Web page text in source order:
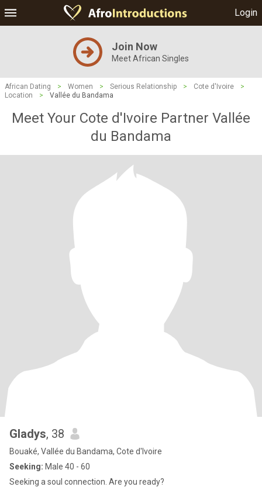
Login
Join Now
Meet African Singles
African Dating > Women > Serious Relationship > Cote d'Ivoire
>
Location
> Vallée du Bandama
Meet Your Cote d'Ivoire Partner Vallée
du Bandama
Gladys, 38
Bouaké, Vallée du Bandama, Cote d'Ivoire
Seeking: Male 40 - 60
Seeking a soul connection. Are you ready?